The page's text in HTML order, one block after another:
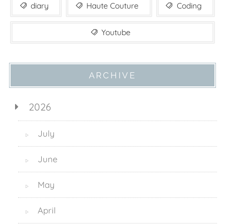
diary Haute Couture Coding
Youtube
ARCHIVE
2026
▷ July
▷ June
▷ May
▷ April